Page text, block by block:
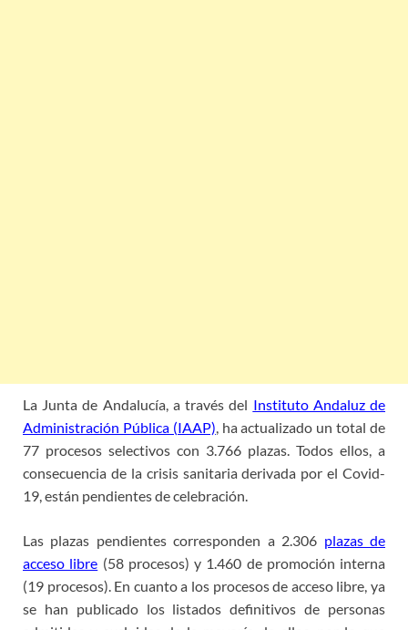
La Junta de Andalucía, a través del Instituto Andaluz de
Administración Pública (IAAP) , ha actualizado un total de
77 procesos selectivos con 3.766 plazas. Todos ellos, a
consecuencia de la crisis sanitaria derivada por el Covid-
19, están pendientes de celebración.
Las plazas pendientes corresponden a 2.306 plazas de
acceso libre (58 procesos) y 1.460 de promoción interna
(19 procesos). En cuanto a los procesos de acceso libre, ya
se han publicado los listados definitivos de personas